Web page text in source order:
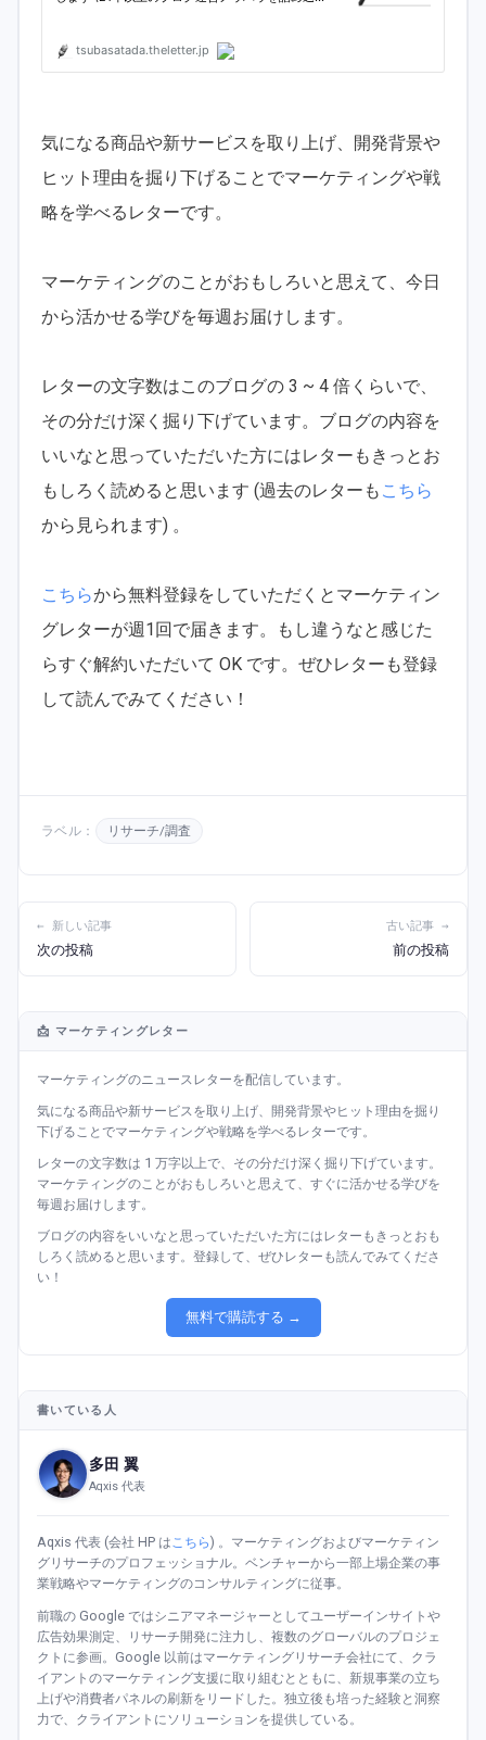
気になる商品や新サービスを取り上げ、開発背景や
ヒット理由を掘り下げることでマーケティングや戦
略を学べるレターです。
マーケティングのことがおもしろいと思えて、今日
から活かせる学びを毎週お届けします。
レターの文字数はこのブログの 3 ~ 4 倍くらいで、
その分だけ深く掘り下げています。ブログの内容を
いいなと思っていただいた方にはレターもきっとお
もしろく読めると思います (過去のレターも こちら
から見られます) 。
こちらから無料登録をしていただくとマーケティン
グレターが週1回で届きます。もし違うなと感じた
らすぐ解約いただいて OK です。ぜひレターも登録
して読んでみてください！
ラベル： リサーチ/調査
← 新しい記事
次の投稿
古い記事 →
前の投稿
📩 マーケティングレター
マーケティングのニュースレターを配信しています。
気になる商品や新サービスを取り上げ、開発背景やヒット理由を掘り
下げることでマーケティングや戦略を学べるレターです。
レターの文字数は 1 万字以上で、その分だけ深く掘り下げています。
マーケティングのことがおもしろいと思えて、すぐに活かせる学びを
毎週お届けします。
ブログの内容をいいなと思っていただいた方にはレターもきっとおも
しろく読めると思います。登録して、ぜひレターも読んでみてくださ
い！
無料で購読する →
書いている人
多田 翼
Aqxis 代表
Aqxis 代表 (会社 HP はこちら) 。マーケティングおよびマーケティン
グリサーチのプロフェッショナル。ベンチャーから一部上場企業の事
業戦略やマーケティングのコンサルティングに従事。
前職の Google ではシニアマネージャーとしてユーザーインサイトや
広告効果測定、リサーチ開発に注力し、複数のグローバルのプロジェ
クトに参画。Google 以前はマーケティングリサーチ会社にて、クラ
イアントのマーケティング支援に取り組むとともに、新規事業の立ち
上げや消費者パネルの刷新をリードした。独立後も培った経験と洞察
力で、クライアントにソリューションを提供している。